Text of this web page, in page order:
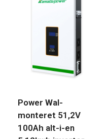
Power Wal-
monteret 51,2V
100Ah alt-i-en